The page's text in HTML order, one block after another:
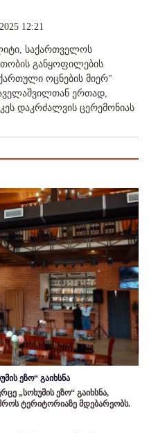
12:21
საქართველოს
განყოფილების
ოცნების მიერ"
ერთად,
დაკრძალვის ცერემონიას
ეზო“ გაიხსნა
„სოხუმის ეზო“ გაიხსნა,
ტერიტორიაზე მდებარეობს.